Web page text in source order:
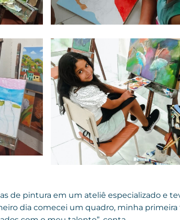
de pintura em um ateliê especializado e
dia comecei um quadro, minha primeira